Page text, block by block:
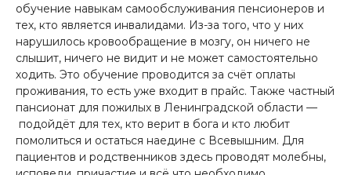
обучение навыкам самообслуживания пенсионеров и
тех, кто является инвалидами. Из-за того, что у них
нарушилось кровообращение в мозгу, он ничего не
слышит, ничего не видит и не может самостоятельно
ходить. Это обучение проводится за счёт оплаты
проживания, то есть уже входит в прайс. Также частный
пансионат для пожилых в Ленинградской области —
подойдёт для тех, кто верит в бога и кто любит
помолиться и остаться наедине с Всевышним. Для
пациентов и родственников здесь проводят молебны,